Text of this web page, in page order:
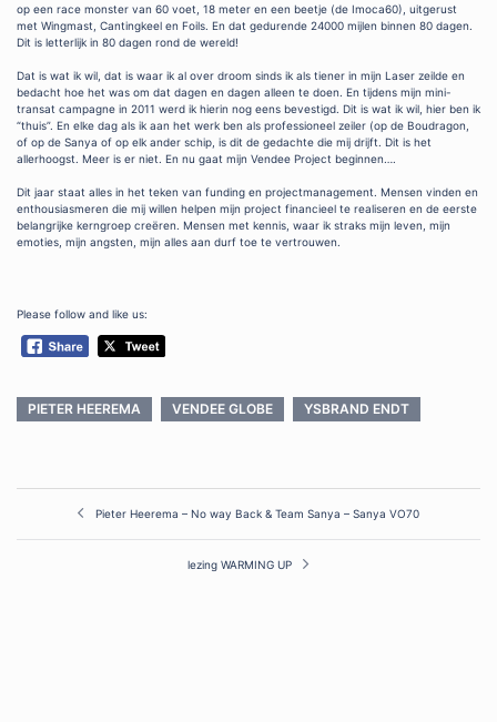
op een race monster van 60 voet, 18 meter en een beetje (de Imoca60), uitgerust
met Wingmast, Cantingkeel en Foils. En dat gedurende 24000 mijlen binnen 80 dagen.
Dit is letterlijk in 80 dagen rond de wereld!
Dat is wat ik wil, dat is waar ik al over droom sinds ik als tiener in mijn Laser zeilde en
bedacht hoe het was om dat dagen en dagen alleen te doen. En tijdens mijn mini-
transat campagne in 2011 werd ik hierin nog eens bevestigd. Dit is wat ik wil, hier ben ik
“thuis”. En elke dag als ik aan het werk ben als professioneel zeiler (op de Boudragon,
of op de Sanya of op elk ander schip, is dit de gedachte die mij drijft. Dit is het
allerhoogst. Meer is er niet. En nu gaat mijn Vendee Project beginnen….
Dit jaar staat alles in het teken van funding en projectmanagement. Mensen vinden en
enthousiasmeren die mij willen helpen mijn project financieel te realiseren en de eerste
belangrijke kerngroep creëren. Mensen met kennis, waar ik straks mijn leven, mijn
emoties, mijn angsten, mijn alles aan durf toe te vertrouwen.
Please follow and like us:
PIETER HEEREMA VENDEE GLOBE YSBRAND ENDT
navigation
Pieter Heerema – No way Back & Team Sanya – Sanya VO70
lezing WARMING UP